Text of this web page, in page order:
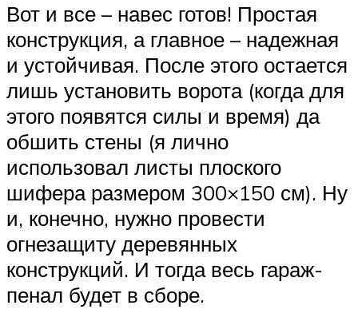
Вот и все – навес готов! Простая
конструкция, а главное – надежная
и устойчивая. После этого остается
лишь установить ворота (когда для
этого появятся силы и время) да
обшить стены (я лично
использовал листы плоского
шифера размером 300×150 см). Ну
и, конечно, нужно провести
огнезащиту деревянных
конструкций. И тогда весь гараж-
пенал будет в сборе.